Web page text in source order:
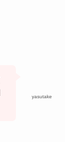
yasutake